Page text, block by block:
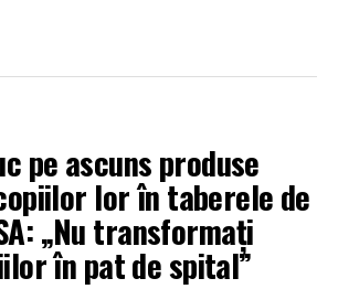
pe ascuns produse
lor în taberele de
„Nu transformați
în pat de spital”